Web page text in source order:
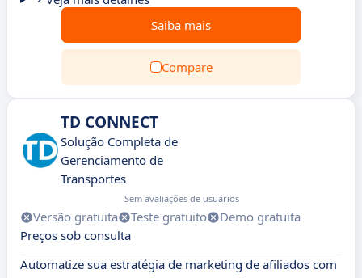
Saiba mais
Compare
TD CONNECT
Solução Completa de
Gerenciamento de
Transportes
Sem avaliações de usuários
Versão gratuita Teste gratuito
Demo gratuita
Preços sob consulta
Automatize sua estratégia de marketing de afiliados com